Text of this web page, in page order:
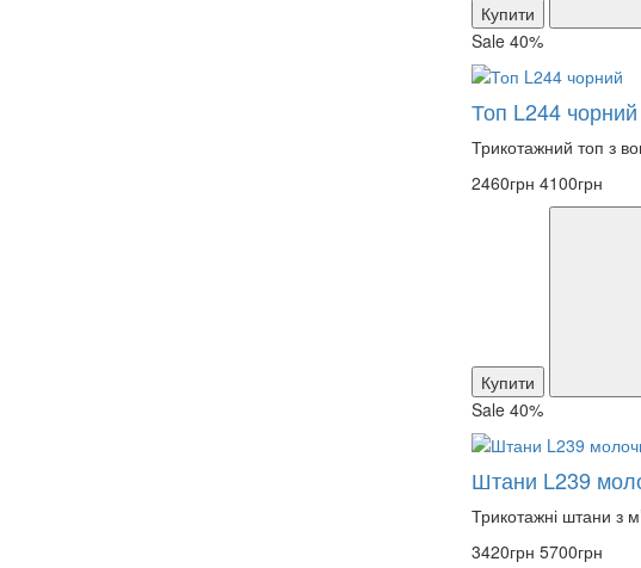
Купити
Sale 40%
Топ L244 чорний
Трикотажний топ з
2460грн 4100грн
Купити
Sale 40%
Штани L239
Трикотажні штани з
3420грн 5700грн